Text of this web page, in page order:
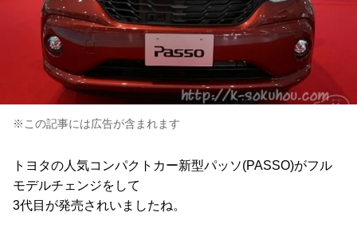
※この記事には広告が含まれます
トヨタの人気コンパクトカー新型パッソ(PASSO)がフル
モデルチェンジをして
3代目が発売されいましたね。